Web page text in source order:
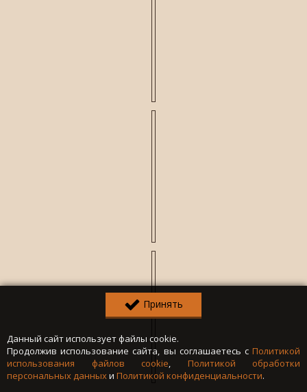
Принять
Данный сайт использует файлы cookie.
Продолжив использование сайта, вы соглашаетесь с Политикой
использования файлов cookie, Политикой обработки
персональных данныхи Политикой конфиденциальности.